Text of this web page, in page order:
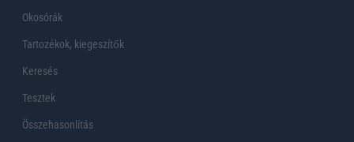
Okosórák
Tartozékok, kiegeszítők
Keresés
Tesztek
Összehasonlítás